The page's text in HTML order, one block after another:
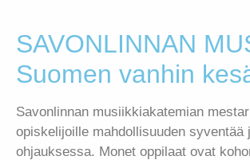
SAVONLINNAN
Suomen vanhin
Savonlinnan musiikkiakatemian
opiskelijoille mahdollisuuden
ohjauksessa. Monet oppilaat ovat